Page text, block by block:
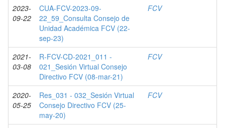
2023-
09-22
CUA-FCV-2023-09-
22_59_Consulta Consejo de
Unidad Académica FCV (22-
sep-23)
FCV
2021-
03-08
R-FCV-CD-2021_011 -
021_Sesión Virtual Consejo
Directivo FCV (08-mar-21)
FCV
2020-
05-25
Res_031 - 032_Sesión Virtual
Consejo Directivo FCV (25-
may-20)
FCV